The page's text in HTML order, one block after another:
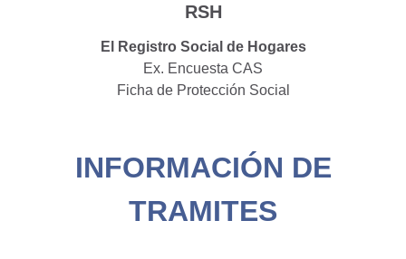
RSH
El Registro Social de Hogares
Ex. Encuesta CAS
Ficha de Protección Social
INFORMACIÓN DE
TRAMITES